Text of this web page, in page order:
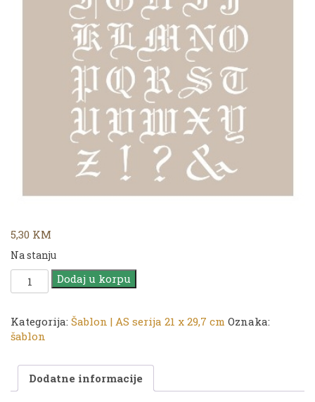
5,30 KM
Na stanju
CADENCE
Šablon
serija
|
29,7
cm
Dodaj u korpu
Kategorija: Šablon | AS serija 21 x 29,7 cm Oznaka:
šablon
Dodatne informacije